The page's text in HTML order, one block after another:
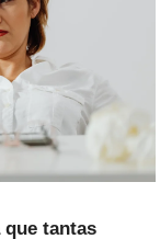
tantas